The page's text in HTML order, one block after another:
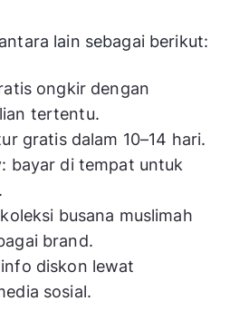
lain sebagai berikut:
ongkir dengan
tertentu.
gratis dalam 10–14 hari.
bayar di tempat untuk
busana muslimah
brand.
diskon lewat
sosial.